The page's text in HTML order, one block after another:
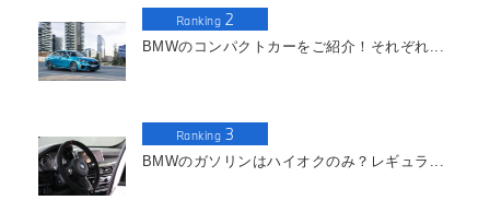
Ranking 2
BMWのコンパクトカーをご紹介！それぞれ...
Ranking 3
BMWのガソリンはハイオクのみ？レギュラ...